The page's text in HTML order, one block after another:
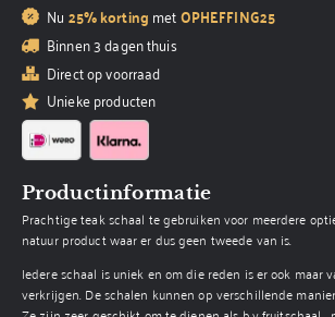
Nu 25% korting metOPHEFFING25
Binnen 3 dagen thuis
Direct op voorraad
Unieke producten
Productinformatie
Prachtige teak schaal te gebruiken voor meerdere
natuur product waar er dus geen tweede van is.
Iedere schaal is uniek en om die reden is er ook maar
verkrijgen. De schalen kunnen op verschillende